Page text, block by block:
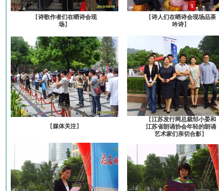
【诗歌作者们在晒诗会现
场】
【诗人们在晒诗会现场品茶
吟诗】
【媒体关注】
【江苏发行网总裁邹小晏和
江苏省朗诵协会年轻的朗诵
艺术家们亲切合影】